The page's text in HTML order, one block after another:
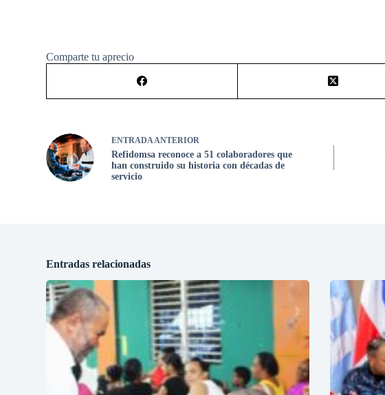
Comparte tu aprecio
ENTRADA ANTERIOR
Refidomsa reconoce a 51 colaboradores que
han construido su historia con décadas de
servicio
Entradas relacionadas